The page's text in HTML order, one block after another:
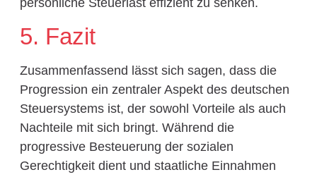
5. Fazit
Zusammenfassend lässt sich sagen, dass die
Progression ein zentraler Aspekt des deutschen
Steuersystems ist, der sowohl Vorteile als auch
Nachteile mit sich bringt. Während die
progressive Besteuerung der sozialen
Gerechtigkeit dient und staatliche Einnahmen